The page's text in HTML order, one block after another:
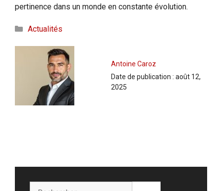
pertinence dans un monde en constante évolution.
Catégories
Actualités
Antoine Caroz
Date de publication : août 12,
2025